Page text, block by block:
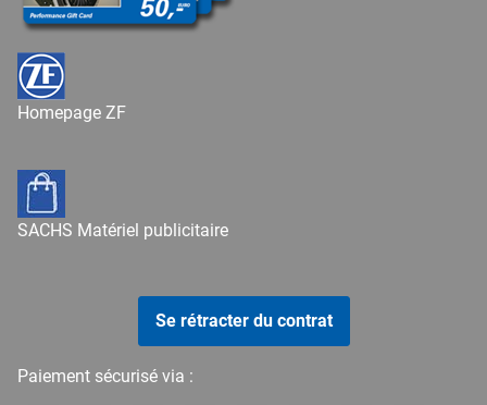
Homepage ZF
SACHS Matériel publicitaire
Se rétracter du contrat
Paiement sécurisé via :